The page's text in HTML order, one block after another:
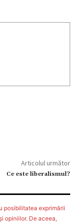
Articolul următor
Ce este liberalismul?
posibilitatea exprimării
opiniilor. De aceea,